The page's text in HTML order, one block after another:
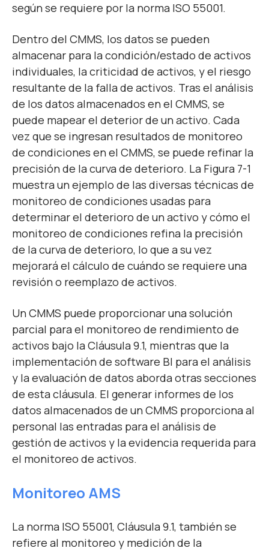
según se requiere por la norma ISO 55001.
Dentro del CMMS, los datos se pueden
almacenar para la condición/estado de activos
individuales, la criticidad de activos, y el riesgo
resultante de la falla de activos. Tras el análisis
de los datos almacenados en el CMMS, se
puede mapear el deterior de un activo. Cada
vez que se ingresan resultados de monitoreo
de condiciones en el CMMS, se puede refinar la
precisión de la curva de deterioro. La Figura 7-1
muestra un ejemplo de las diversas técnicas de
monitoreo de condiciones usadas para
determinar el deterioro de un activo y cómo el
monitoreo de condiciones refina la precisión
de la curva de deterioro, lo que a su vez
mejorará el cálculo de cuándo se requiere una
revisión o reemplazo de activos.
Un CMMS puede proporcionar una solución
parcial para el monitoreo de rendimiento de
activos bajo la Cláusula 9.1, mientras que la
implementación de software BI para el análisis
y la evaluación de datos aborda otras secciones
de esta cláusula. El generar informes de los
datos almacenados de un CMMS proporciona al
personal las entradas para el análisis de
gestión de activos y la evidencia requerida para
el monitoreo de activos.
Monitoreo AMS
La norma ISO 55001, Cláusula 9.1, también se
refiere al monitoreo y medición de la